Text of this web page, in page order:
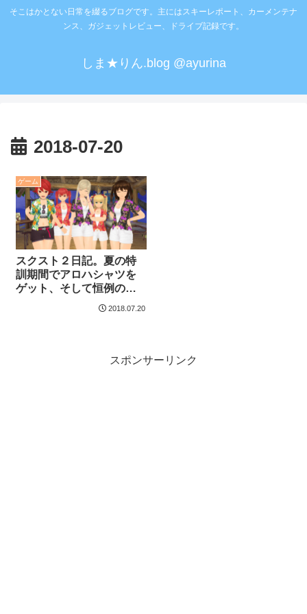
そこはかとない日常を綴るブログです。主にはスキーレポート、カーメンテナ
ンス、ガジェットレビュー、ドライブ記録です。
しま★りん.blog @ayurina
2018-07-20
ゲーム
スクスト２日記。夏の特
訓期間でアロハシャツを
ゲット、そして恒例の水
着コスはやっぱり・・・
2018.07.20
スポンサーリンク